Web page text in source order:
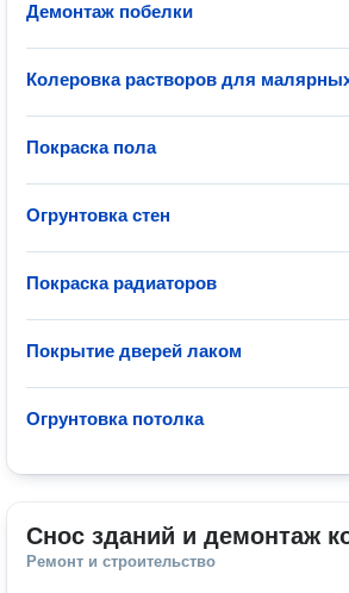
Демонтаж побелки
Колеровка растворов для
Покраска пола
Огрунтовка стен
Покраска радиаторов
Покрытие дверей лаком
Огрунтовка потолка
Снос зданий и демонтаж
Ремонт и строительство